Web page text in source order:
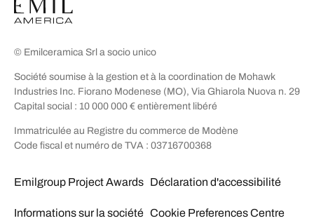
© Emilceramica Srl a socio unico
Société soumise à la gestion et à la coordination de Mohawk
Industries Inc. Fiorano Modenese (MO), Via Ghiarola Nuova n. 29
Capital social : 10 000 000 € entièrement libéré
Immatriculée au Registre du commerce de Modène
Code fiscal et numéro de TVA : 03716700368
Emilgroup Project Awards
Informations sur la société
Déclaration d'accessibilité
Cookie Preferences Centre